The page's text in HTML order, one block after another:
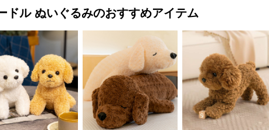
ドル ぬいぐるみのおすすめアイテム